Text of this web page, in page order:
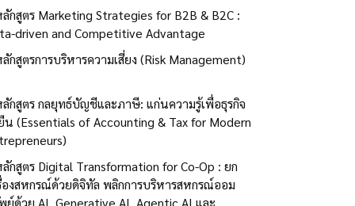
กสูตร Marketing Strategies for B2B & B2C :
driven and Competitive Advantage
กสูตรการบริหารความเสี่ยง (Risk Management)
กสูตร กลยุทธ์บัญชีและภาษี: แก่นความรู้เพื่อธุรกิจ
น (Essentials of Accounting & Tax for Modern
กสูตร Digital Transformation for Co-Op : ยก
องสหกรณ์ด้วยดิจิทัล พลิกการบริหารสหกรณ์ออม
ย์ด้วย AI, Generative AI, Agentic AI และ